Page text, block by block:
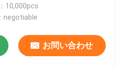
10,000pcs
negotiable
お問い合わせ